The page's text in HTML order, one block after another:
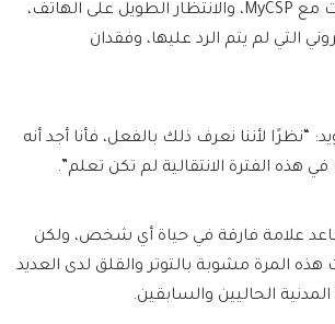
يواجه هذه الصعوبات مع MyCSP، والانتظار الطويل على الهاتف،
التي لم يتم الرد عليها، وفقدان
“نظرًا لأننا نعرف ذلك بالفعل، فأنا أجد أنه
هذه الفترة الانتقالية لم تكن تعلم”.
علامة فارقة في حياة أي شخص، ولكن
المرة مشوبة بالتوتر والقلق لدى العديد
الحاليين والسابقين.